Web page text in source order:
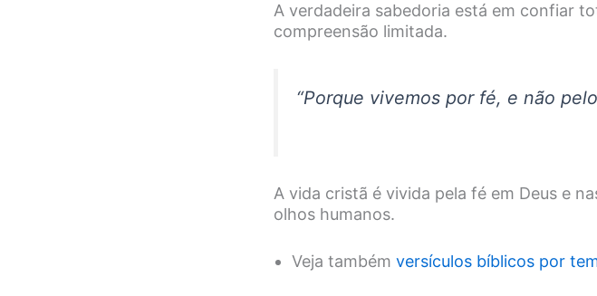
A verdadeira sabedoria está em confiar
compreensão limitada.
“Porque vivemos por fé, e não
A vida cristã é vivida pela fé em Deus e
olhos humanos.
Veja também versículos bíblicos por